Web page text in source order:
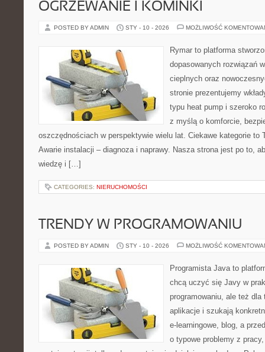
OGRZEWANIE I KOMINKI
POSTED BY ADMIN STY - 10 - 2026 MOŻLIWOŚĆ
Rymar to platforma
dopasowanych rozwiązań
cieplnych oraz
stronie prezentujemy
typu heat pump i szeroko
z myślą o komforcie,
oszczędnościach w perspektywie wielu lat. Ciekawe kategorie to
Awarie instalacji – diagnoza i naprawy. Nasza strona jest po to,
wiedzę i […]
CATEGORIES: NIERUCHOMOŚCI
TRENDY W PROGRAMOWANIU
POSTED BY ADMIN STY - 10 - 2026 MOŻLIWOŚĆ
Programista Java to
chcą uczyć się Javy w
programowaniu, ale też
aplikacje i szukają
e-learningowe, blog, a
o typowe problemy z